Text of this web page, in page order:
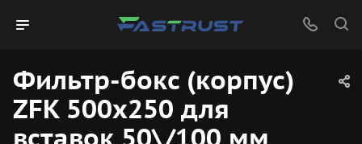
Фильтр-бокс (корпус)
ZFK 500x250 для